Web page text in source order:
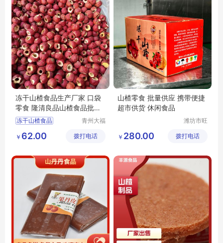
冻干山楂食品生产厂家 口袋
零食 隆清良品山楂食品批发
酸甜可口
冻干山楂食品
冻干山楂食品生产厂家
冻干山楂制品厂家出售
青州大福
展有限公
￥ 62.00 拨打电话
山楂零食 批量供应 携带便捷
超市供货 休闲食品
潍坊市旺
限公司
￥ 280.00 拨打电话